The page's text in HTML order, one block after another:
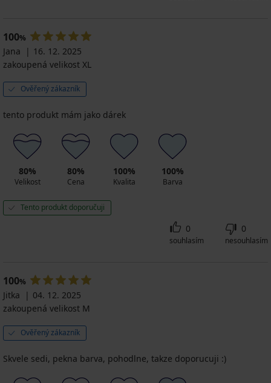
100%
Jana
16. 12. 2025
zakoupená velikost XL
Ověřený zákazník
tento produkt mám jako dárek
80%
Velikost
80%
Cena
100%
Kvalita
100%
Barva
Tento produkt doporučuji
0
souhlasím
0
nesouhlasím
100%
Jitka
04. 12. 2025
zakoupená velikost M
Ověřený zákazník
Skvele sedi, pekna barva, pohodlne, takze doporucuji :)